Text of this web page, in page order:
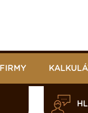
FIRMY